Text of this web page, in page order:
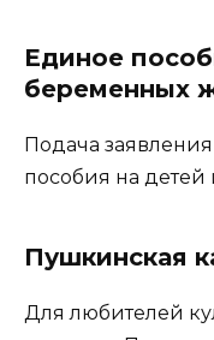
Единое
беременных
Подача
пособия на
Пушкинская
Для любителей